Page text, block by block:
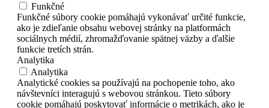
Funkčné
Funkčné súbory cookie pomáhajú vykonávať určité funkcie,
ako je zdieľanie obsahu webovej stránky na platformách
sociálnych médií, zhromažďovanie spätnej väzby a ďalšie
funkcie tretích strán.
Analytika
Analytika
Analytické cookies sa používajú na pochopenie toho, ako
návštevníci interagujú s webovou stránkou. Tieto súbory
cookie pomáhajú poskytovať informácie o metrikách, ako je